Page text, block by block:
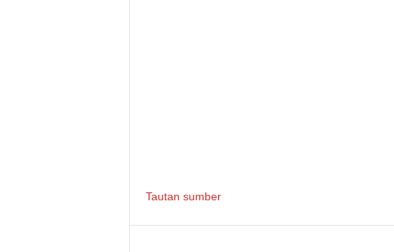
Tautan sumber